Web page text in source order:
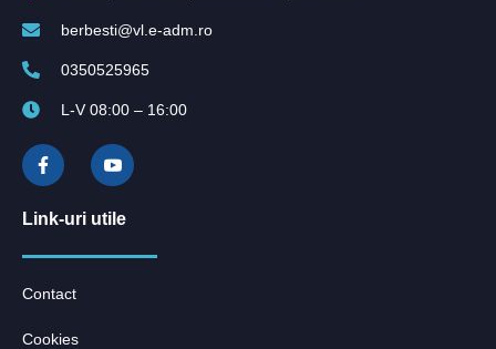
berbesti@vl.e-adm.ro
0350525965
L-V 08:00 – 16:00
Link-uri utile
Contact
Cookies